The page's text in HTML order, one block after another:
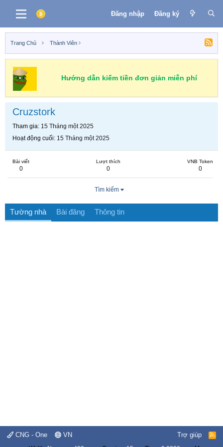
Đăng nhập Đăng ký
Trang Chủ Thành Viên
Hướng dẫn kiếm tiền đơn giản miễn phí
Cruzstork
Tham gia 15 Tháng một 2025
Hoạt động cuối 15 Tháng một 2025
Bài viết
0
Lượt thích
0
VNB Token
0
Tìm kiếm
Tường nhà Bài đăng Thông tin
CNG - One VN Trợ giúp
R